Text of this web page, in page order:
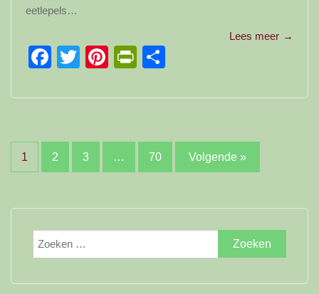
eetlepels…
Lees meer →
Facebook
TwitterPinterest
PrintFriendly
Berichten
1 2 3 … 70 Volgende »
Zoeken
naar: